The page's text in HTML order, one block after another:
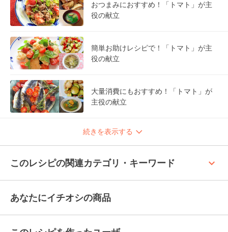
おつまみにおすすめ！「トマト」が主
役の献立
簡単お助けレシピで！「トマト」が主
役の献立
大量消費にもおすすめ！「トマト」が
主役の献立
続きを表示する
このレシピの関連カテゴリ・キーワード keyboard_arrow_up
あなたにイチオシの商品